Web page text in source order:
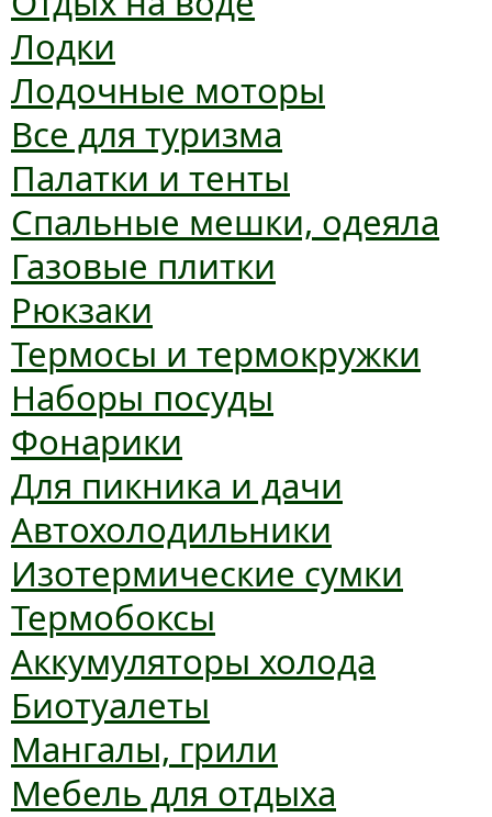
Лодки
Лодочные моторы
Все для туризма
Палатки и тенты
Спальные мешки, одеяла
Газовые плитки
Рюкзаки
Термосы и термокружки
Наборы посуды
Фонарики
Для пикника и дачи
Автохолодильники
Изотермические сумки
Термобоксы
Аккумуляторы холода
Биотуалеты
Мангалы, грили
Мебель для отдыха